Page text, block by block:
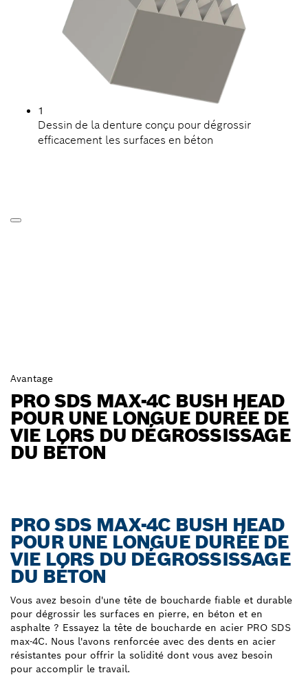
1
Dessin de la denture conçu pour dégrossir
efficacement les surfaces en béton
Avantage
PRO SDS MAX-4C BUSH HEAD
POUR UNE LONGUE DURÉE DE
VIE LORS DU DÉGROSSISSAGE
DU BÉTON
PRO SDS MAX-4C BUSH HEAD
POUR UNE LONGUE DURÉE DE
VIE LORS DU DÉGROSSISSAGE
DU BÉTON
Vous avez besoin d'une tête de boucharde fiable et durable
pour dégrossir les surfaces en pierre, en béton et en
asphalte ? Essayez la tête de boucharde en acier PRO SDS
max-4C. Nous l'avons renforcée avec des dents en acier
résistantes pour offrir la solidité dont vous avez besoin
pour accomplir le travail.